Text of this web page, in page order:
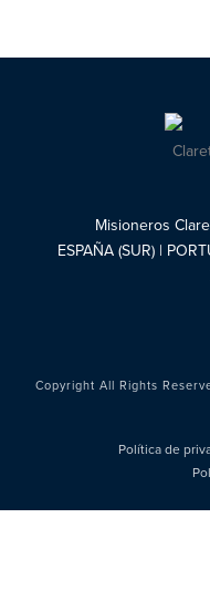
Misioneros
ESPAÑA (SUR) |
Copyright All Rights
Política de